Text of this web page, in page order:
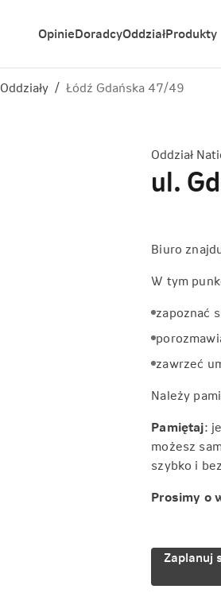
OpinieDoradcyOddziałProdukty
Oddziały / Łódź Gdańska 47/49
Oddział
ul.
Biuro
W tym
zapoznać
zawrzeć
Należy
Pamiętaj:
możesz
szybko i
Prosimy o
Zaplanuj